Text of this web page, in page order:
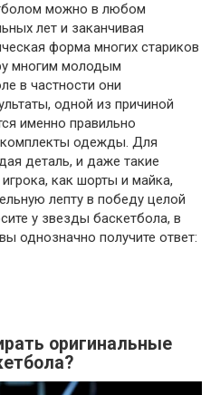
можно в любом
лет и заканчивая
форма многих стариков
многим молодым
в частности они
одной из причиной
именно правильно
одежды. Для
деталь, и даже такие
как шорты и майка,
лепту в победу целой
у звезды баскетбола, в
однозначно получите ответ:
оригинальные